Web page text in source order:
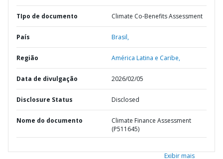
TIpo de documento Climate Co-Benefits Assessment
País Brasil,
Região América Latina e Caribe,
Data de divulgação 2026/02/05
Disclosure Status Disclosed
Nome do documento
Climate Finance Assessment
(P511645)
Exibir mais